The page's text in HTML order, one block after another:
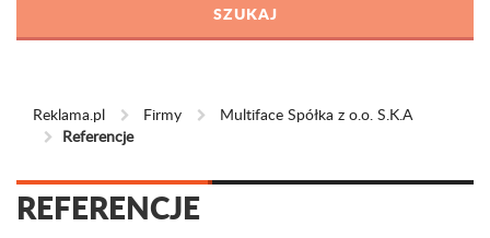
Reklama.pl Firmy
Multiface Spółka z o.o. S.K.A
Referencje
REFERENCJE